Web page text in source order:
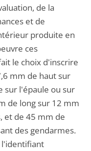
de la
et de
produite en
ces
le choix d'inscrire
mm de haut sur
sur l'épaule ou sur
de long sur 12 mm
et de 45 mm de
des gendarmes.
l'identifiant